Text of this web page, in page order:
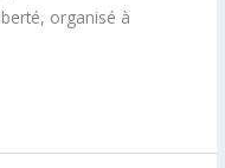
organisé à